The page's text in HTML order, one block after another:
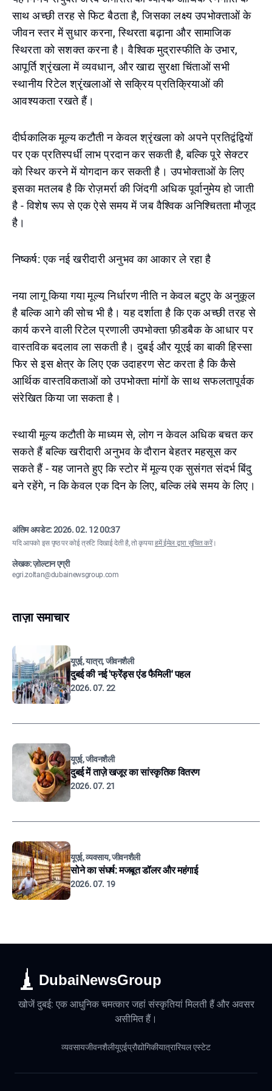
साथ अच्छी तरह से फिट बैठता है, जिसका लक्ष्य उपभोक्ताओं के
जीवन स्तर में सुधार करना, स्थिरता बढ़ाना और सामाजिक
स्थिरता को सशक्त करना है। वैश्विक मुद्रास्फीति के उभार,
आपूर्ति श्रृंखला में व्यवधान, और खाद्य सुरक्षा चिंताओं सभी
स्थानीय रिटेल श्रृंखलाओं से सक्रिय प्रतिक्रियाओं की
आवश्यकता रखते हैं।
दीर्घकालिक मूल्य कटौती न केवल श्रृंखला को अपने प्रतिद्वंद्वियों
पर एक प्रतिस्पर्धी लाभ प्रदान कर सकती है, बल्कि पूरे सेक्टर
को स्थिर करने में योगदान कर सकती है। उपभोक्ताओं के लिए
इसका मतलब है कि रोज़मर्रा की जिंदगी अधिक पूर्वानुमेय हो जाती
है - विशेष रूप से एक ऐसे समय में जब वैश्विक अनिश्चितता मौजूद
है।
निष्कर्ष: एक नई खरीदारी अनुभव का आकार ले रहा है
नया लागू किया गया मूल्य निर्धारण नीति न केवल बटुए के अनुकूल
है बल्कि आगे की सोच भी है। यह दर्शाता है कि एक अच्छी तरह से
कार्य करने वाली रिटेल प्रणाली उपभोक्ता फ़ीडबैक के आधार पर
वास्तविक बदलाव ला सकती है। दुबई और यूएई का बाकी हिस्सा
फिर से इस क्षेत्र के लिए एक उदाहरण सेट करता है कि कैसे
आर्थिक वास्तविकताओं को उपभोक्ता मांगों के साथ सफलतापूर्वक
संरेखित किया जा सकता है।
स्थायी मूल्य कटौती के माध्यम से, लोग न केवल अधिक बचत कर
सकते हैं बल्कि खरीदारी अनुभव के दौरान बेहतर महसूस कर
सकते हैं - यह जानते हुए कि स्टोर में मूल्य एक सुसंगत संदर्भ बिंदु
बने रहेंगे, न कि केवल एक दिन के लिए, बल्कि लंबे समय के लिए।
अंतिम अपडेट:2026. 02. 12 00:37
यदि आपको इस पृष्ठ पर कोई त्रुटि दिखाई देती है, तो कृपयाहमें ईमेल द्वारा सूचित करें।
लेखक: ज़ोल्टान एग्री
egri.zoltan@dubainewsgroup.com
ताज़ा समाचार
यूएई, यात्रा, जीवनशैली
दुबई की नई 'फ्रेंड्स एंड फैमिली' पहल
2026. 07. 22
यूएई, जीवनशैली
दुबई में ताज़े खजूर का सांस्कृतिक वितरण
2026. 07. 21
यूएई, व्यवसाय, जीवनशैली
सोने का संघर्ष: मजबूत डॉलर और महंगाई
2026. 07. 19
DubaiNewsGroup
खोजें दुबई: एक आधुनिक चमत्कार जहां संस्कृतियां मिलती हैं और अवसर
असीमित हैं।
व्यवसायजीवनशैलीयूएईप्रौद्योगिकीयात्रारियल एस्टेट